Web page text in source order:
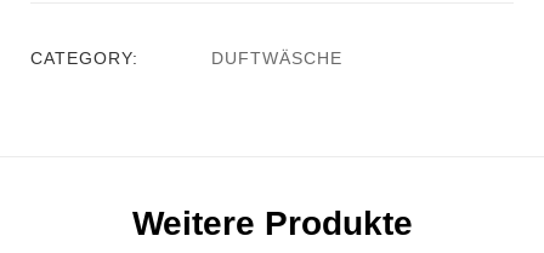
CATEGORY: DUFTWÄSCHE
Weitere Produkte